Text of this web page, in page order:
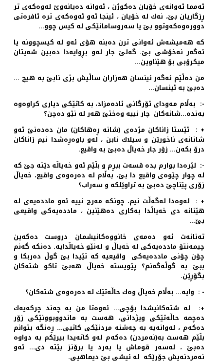
ئه‌مما ئه‌وانه‌ی خۆیان ده‌كوژن ، ئه‌وانه‌ ده‌یانه‌وێ له‌وه‌كه‌ی تر
ڕزگاریان بێ، نه‌ك له‌ خۆیان ، ئینجا ئه‌و ئه‌وه‌كه‌ی تره‌ ئافره‌تی
دووره‌وه‌كه‌وتوو بێ یا سه‌روسامانێكی له‌ كیس چوو…
كه‌ هه‌میشه‌ش ئه‌وانی ترن ده‌بنه‌ هۆی ئه‌و له‌ كیسچوونه‌ یا
ئه‌گه‌ر نه‌خۆشی بێ. گه‌لێ جار له‌و بڕوایه‌دا ده‌بین شه‌یتان
میكرۆبی بۆ هێناوین…
من ده‌ڵێم ئه‌گه‌ر ئینسان هه‌زاران ساڵیش بژی نابێ به‌ هیچ …
ده‌بێ به‌ ئینسان…
-: به‌ڵام مه‌ودای ئۆرگانی ئاده‌مزاد، به‌ كاتێكی دیاری كراوه‌وه‌
به‌نده‌…شانه‌كان چار نییه‌ وه‌ختێ هه‌ر له‌ نێو ده‌چن؟
+ : ئێستا زاناكان مژده‌ی (شانه‌ ڕه‌هاكان) مان ده‌ده‌نێ ئه‌و
شانانه‌ی ناخورێن و سیلاك نابن ، له‌و باوه‌ڕه‌شدا نیم زاناكان
درۆ بكه‌ن… زۆر جار خه‌یاڵ ده‌بێ به‌ واقیع.
-: لێره‌دا بوارم بده‌ قسه‌ت ببڕم و بڵێم ئه‌و خه‌یاڵه‌ دێته‌ جێ كه‌
له‌ چوار چێوه‌ی واقیع دا بێ، به‌ڵام له‌ ده‌ره‌وه‌ی واقیع، خه‌یاڵ
زۆری پێناچێ ده‌بێ به‌ تراوێلكه‌ و سه‌راب؟
+ : له‌وه‌دا له‌گه‌ڵت نیم، چونكه‌ مه‌رج نییه‌ ئه‌و مادده‌یه‌ی له‌
هێنانه‌ دی خه‌یاڵدا به‌كاری ده‌هێنین ، مادده‌یه‌كی واقیعی
بێ…
ته‌نانه‌ت ئه‌و ده‌مه‌ی خانووه‌كانیشمان دروست ده‌كه‌ین
چیمه‌نتۆ مادده‌یه‌كی له‌ خه‌یاڵ و له‌نێو خه‌یاڵدایه‌. ده‌نكه‌ گه‌نم
چۆن چۆنی مادده‌یه‌كی واقیعیه‌ كه‌ تێیدا بێ گوڵ ده‌ربكا و
ببێ به‌ گوڵه‌گه‌نم؟ پێویسته‌ خه‌یاڵ هه‌بێ تاكو شته‌كان
بگۆڕێن.
- : وایه‌… به‌ڵام خه‌یاڵ وه‌ك حاڵه‌تێك له‌ ده‌ره‌وه‌ی شته‌كان؟
+: له‌ شته‌كانیشدا بۆچی… ئه‌وه‌تا من به‌ چه‌ند چركه‌یه‌ك
ده‌چمه‌ حاڵه‌تێكی ویژدانی، هه‌ست به‌ ماندووبوونێكی زۆر
ده‌كه‌م ، له‌وانه‌یه‌ به‌ چه‌شنه‌ مردنێكی كاتیی… ڕه‌نگه‌ بتوانم
بڵێم هه‌ست به‌(نه‌مردن) ده‌كه‌م له‌و كاته‌یدا بیرێكم به‌ دواوه‌
ده‌بێ ، له‌سه‌ر قوماش یا به‌رد یا برۆنز بێته‌ دی… ئه‌و
نه‌مردنه‌یش جۆرێكه‌ له‌ ئیشی بێ دیماهیی.